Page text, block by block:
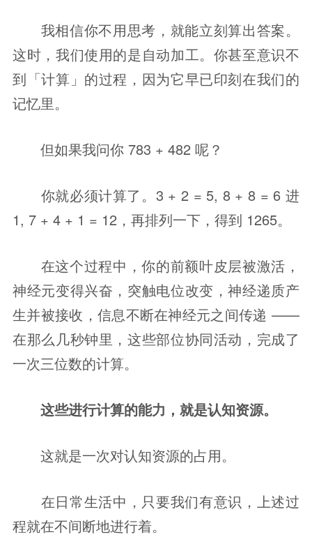
我相信你不用思考，就能立刻算出答案。
这时，我们使用的是自动加工。你甚至意识不
到「计算」的过程，因为它早已印刻在我们的
记忆里。
但如果我问你 783 + 482 呢？
你就必须计算了。3 + 2 = 5, 8 + 8 = 6 进
1, 7 + 4 + 1 = 12，再排列一下，得到 1265。
在这个过程中，你的前额叶皮层被激活，
神经元变得兴奋，突触电位改变，神经递质产
生并被接收，信息不断在神经元之间传递 ——
在那么几秒钟里，这些部位协同活动，完成了
一次三位数的计算。
这些进行计算的能力，就是认知资源。
这就是一次对认知资源的占用。
在日常生活中，只要我们有意识，上述过
程就在不间断地进行着。